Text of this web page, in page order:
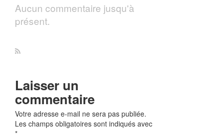
Aucun commentaire jusqu'à
présent.
Laisser un
commentaire
Votre adresse e-mail ne sera pas publiée.
Les champs obligatoires sont indiqués avec
*